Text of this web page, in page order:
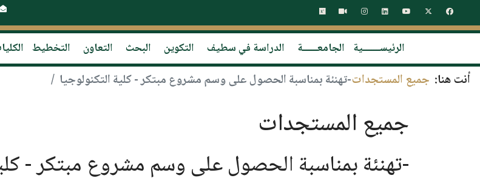
الرئيســـــــية الجامعــــــة الدراسة في سطيف التكوين البحث التعاون التخطيط
أنت هنا: جميع المستجدات-تهنئة بمناسبة الحصول على وسم مشروع مبتكر - كلية التكنولوجيا
جميع المستجدات
-تهنئة بمناسبة الحصول على وسم مشروع مبتكر -